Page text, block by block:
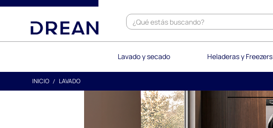
text.skipToContent
text.skipToNavigation
Lavado y secado Heladeras y Freezers
INICIO LAVADO